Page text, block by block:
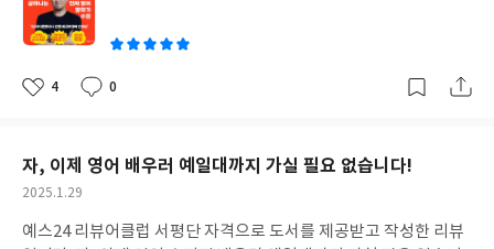
움이 될 것이다. PART2 부터는 본격 영어표현들을 다룬다. 크게 다
섯 챕터로 나눠 자연스러운 영어표현을 배울 수 있다. 간단한 영어
한국식 영어 표현 고치기까지. 사실 이 책의 효용은 본인이 얼마나
용이 없다. 이는 아마 영어공부 조금은 해봤다~하는 자들은 조용히
고개를 끄덕일 것이다. 이 책은 영어 표현과 곁들여 생활에서 어떻게
킹 연습을 위해 최적화 된 책이라 추천한다. 물론 빨모쌤의 유튜브와
좋
4
댓
0
작
자, 이제 영어 배우러 예일대까지 가실 필요 없습니다!
작
일
2025.1.29
예스24 리뷰어클럽 서평단 자격으로 도서를 제공받고 작성한 리뷰